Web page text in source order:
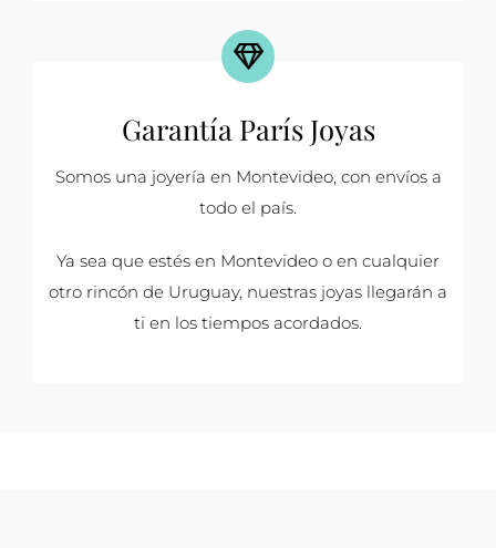
Garantía París Joyas
Somos una joyería en Montevideo, con envíos a
todo el país.
Ya sea que estés en Montevideo o en cualquier
otro rincón de Uruguay, nuestras joyas llegarán a
ti en los tiempos acordados.